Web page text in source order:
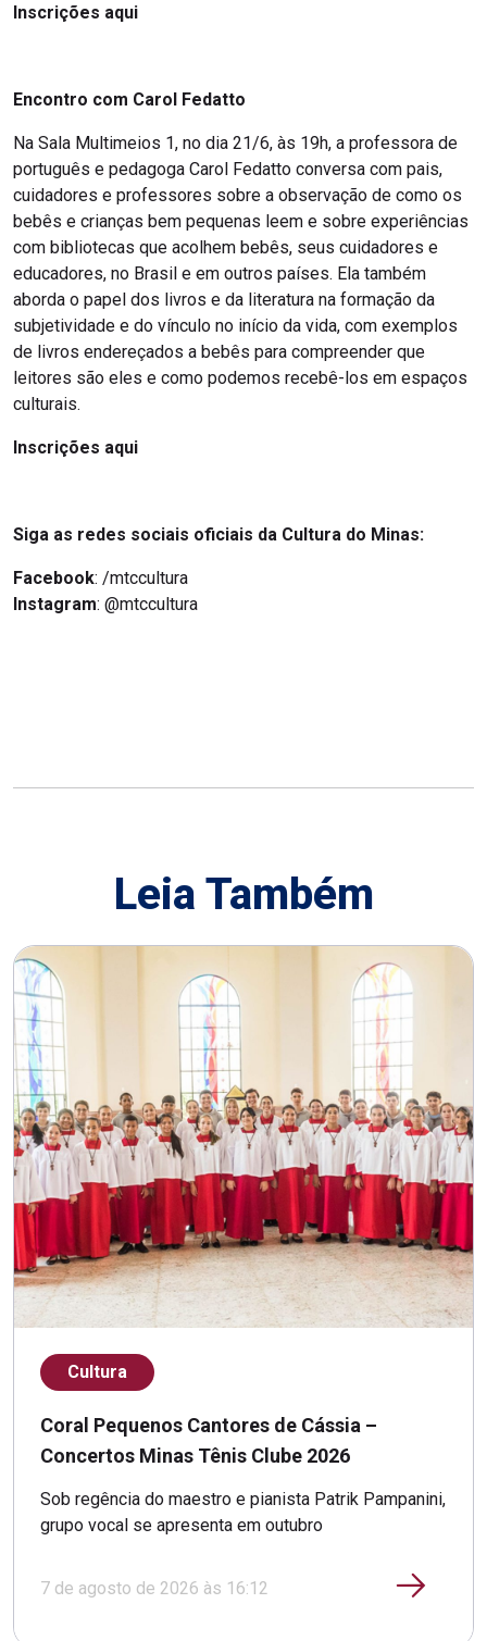
Inscrições aqui
Encontro com Carol Fedatto
Na Sala Multimeios 1, no dia 21/6, às 19h, a professora de
português e pedagoga Carol Fedatto conversa com pais,
cuidadores e professores sobre a observação de como os
bebês e crianças bem pequenas leem e sobre experiências
com bibliotecas que acolhem bebês, seus cuidadores e
educadores, no Brasil e em outros países. Ela também
aborda o papel dos livros e da literatura na formação da
subjetividade e do vínculo no início da vida, com exemplos
de livros endereçados a bebês para compreender que
leitores são eles e como podemos recebê-los em espaços
culturais.
Inscrições aqui
Siga as redes sociais oficiais da Cultura do Minas:
Facebook: /mtccultura
Instagram: @mtccultura
Leia Também
Cultura
Coral Pequenos Cantores de Cássia –
Concertos Minas Tênis Clube 2026
Sob regência do maestro e pianista Patrik Pampanini,
grupo vocal se apresenta em outubro
7 de agosto de 2026 às 16:12